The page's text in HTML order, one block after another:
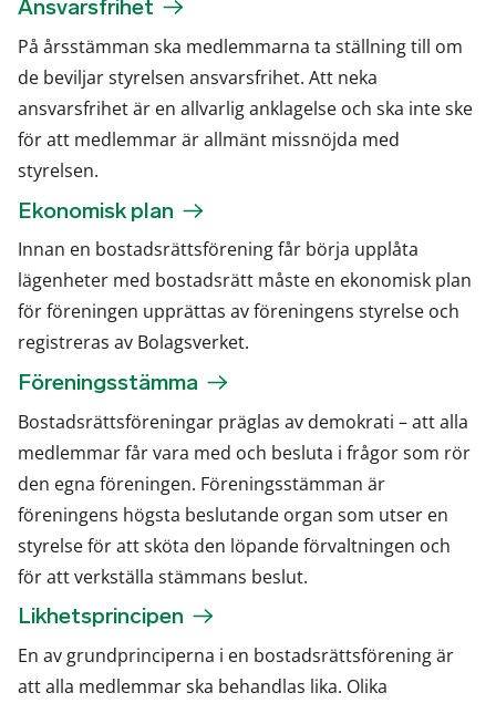
Ansvarsfrihet
På årsstämman ska medlemmarna ta ställning till om
de beviljar styrelsen ansvarsfrihet. Att neka
ansvarsfrihet är en allvarlig anklagelse och ska inte ske
för att medlemmar är allmänt missnöjda med
styrelsen.
Ekonomisk plan
Innan en bostadsrättsförening får börja upplåta
lägenheter med bostadsrätt måste en ekonomisk plan
för föreningen upprättas av föreningens styrelse och
registreras av Bolagsverket.
Föreningsstämma
Bostadsrättsföreningar präglas av demokrati – att alla
medlemmar får vara med och besluta i frågor som rör
den egna föreningen. Föreningsstämman är
föreningens högsta beslutande organ som utser en
styrelse för att sköta den löpande förvaltningen och
för att verkställa stämmans beslut.
Likhetsprincipen
En av grundprinciperna i en bostadsrättsförening är
att alla medlemmar ska behandlas lika. Olika